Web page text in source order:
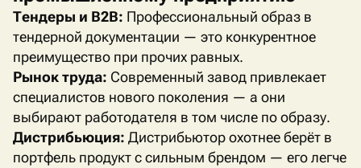
Тендеры и B2B: Профессиональный образ в
тендерной документации — это конкурентное
преимущество при прочих равных.
Рынок труда: Современный завод привлекает
специалистов нового поколения — а они
выбирают работодателя в том числе по образу.
Дистрибьюция: Дистрибьютор охотнее берёт в
портфель продукт с сильным брендом — его легче